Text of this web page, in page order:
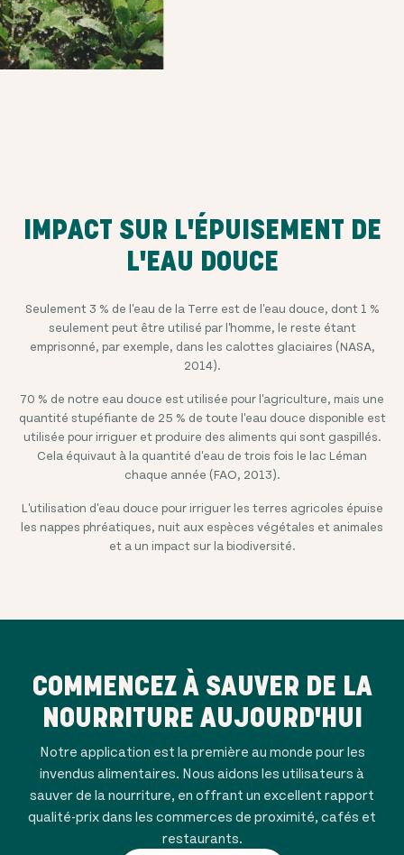
IMPACT SUR L'ÉPUISEMENT DE
L'EAU DOUCE
Seulement 3 % de l'eau de la Terre est de l'eau douce, dont 1 %
seulement peut être utilisé par l'homme, le reste étant
emprisonné, par exemple, dans les calottes glaciaires (NASA,
2014).
70 % de notre eau douce est utilisée pour l'agriculture, mais une
quantité stupéfiante de 25 % de toute l'eau douce disponible est
utilisée pour irriguer et produire des aliments qui sont gaspillés.
Cela équivaut à la quantité d'eau de trois fois le lac Léman
chaque année (FAO, 2013).
L'utilisation d'eau douce pour irriguer les terres agricoles épuise
les nappes phréatiques, nuit aux espèces végétales et animales
et a un impact sur la biodiversité.
COMMENCEZ À SAUVER DE LA
NOURRITURE AUJOURD'HUI
Notre application est la première au monde pour les
invendus alimentaires. Nous aidons les utilisateurs à
sauver de la nourriture, en offrant un excellent rapport
qualité-prix dans les commerces de proximité, cafés et
restaurants.